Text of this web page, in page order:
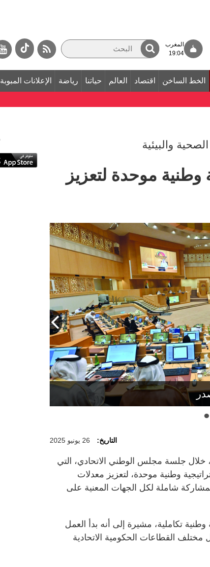
المغرب
19:04
الخط الساخن اقتصاد العالم حياتنا رياضة الإعلانات المبوبة
والبيئية
وطنية موحدة لتعزيز
التاريخ: 26 يونيو 2025
جلسة مجلس الوطني الاتحادي، التي
وطنية موحدة، لتعزيز معدلات
شاملة لكل الجهات المعنية على
تكاملية، مشيرة إلى أنه بدأ العمل
فاعلة من 17 جهة، تمثل مختلف القطاعات الحكومية الاتحادية